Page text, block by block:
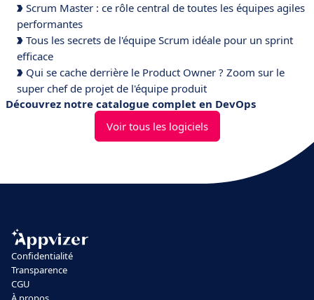
Scrum Master : ce rôle central de toutes les équipes agiles
performantes
Tous les secrets de l'équipe Scrum idéale pour un sprint
efficace
Qui se cache derrière le Product Owner ? Zoom sur le
super chef de projet de l'équipe produit
Découvrez notre catalogue complet en DevOps
Voir tous les logiciels
Confidentialité
Transparence
CGU